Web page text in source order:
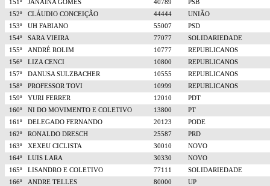
151º JANAINA GOMES 40789
PSB
152º
CLÁUDIO CONCEIÇÃO 44444
UNIÃO
153º
UH FABIANO 55007
PSD
154º
SARA VIEIRA 77077
SOLIDARIEDADE
155º
ANDRÉ ROLIM 10777
REPUBLICANOS
156º
LIZA CENCI 10800
REPUBLICANOS
157º
DANUSA SULZBACHER 10555
REPUBLICANOS
158º
PROFESSOR TOVI 10999
REPUBLICANOS
159º
YURI FERRER 12010
PDT
160º
NI DO MOVIMENTO E COLETIVO 13800
PT
161º
DELEGADO FERNANDO 20123
PODE
162º
RONALDO DRESCH 25587
PRD
163º
XEXEU CICLISTA 30010
NOVO
164º
LUIS LARA 30330
NOVO
165º
LISANDRO E COLETIVO 77111
SOLIDARIEDADE
166º
ANDRE TELLES 80000
UP